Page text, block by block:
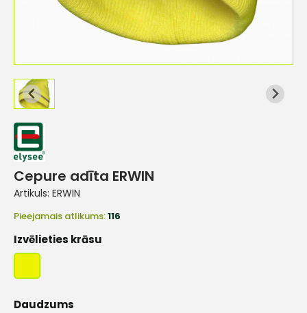
Cepure adīta ERWIN
Artikuls: ERWIN
Pieejamais atlikums:116
Izvēlieties krāsu
Daudzums